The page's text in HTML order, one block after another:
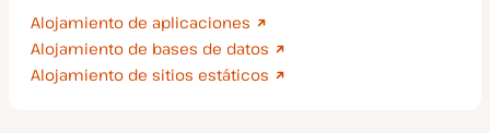
Alojamiento de aplicaciones
Alojamiento de bases de datos
Alojamiento de sitios estáticos